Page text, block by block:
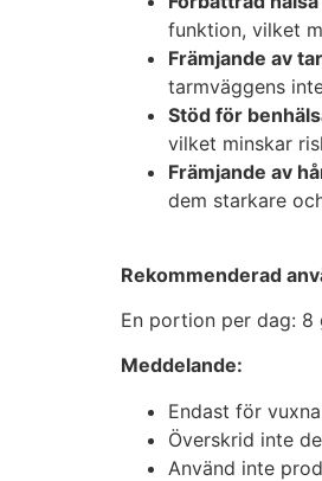
funktion, vilket
Främjande av
tarmväggens
Stöd för
vilket minskar
Främjande av
dem starkare
Rekommenderad
En portion per dag: 8
Meddelande:
Endast för
Överskrid inte
Använd inte